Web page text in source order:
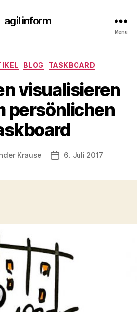
agil inform
Menü
Kategorien
BLOG TASKBOARD
visualisieren
persönlichen
Krause Beitragsdatum
6. Juli 2017